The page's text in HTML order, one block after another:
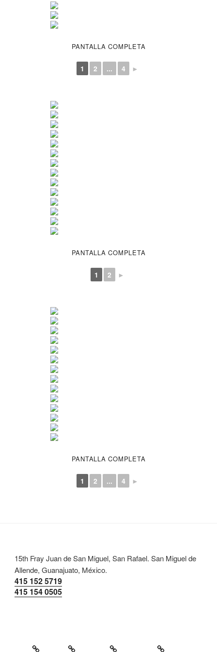
PANTALLA COMPLETA
1 2 ... 4 ►
PANTALLA COMPLETA
1 2 ►
PANTALLA COMPLETA
1 2 ... 4 ►
15th Fray Juan de San Miguel, San Rafael. San Miguel de
Allende, Guanajuato, México.
415 152 5719
415 154 0505
Inicio Menu Galeria Contacto